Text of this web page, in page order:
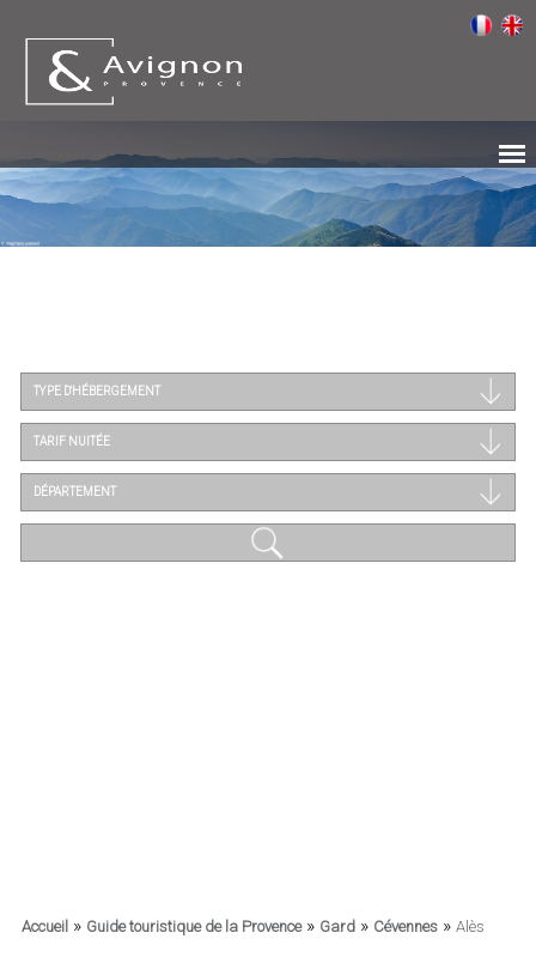
TYPE D'HÉBERGEMENT
TARIF NUITÉE
DÉPARTEMENT
Accueil» Guide touristique de la Provence» Gard» Cévennes» Alès